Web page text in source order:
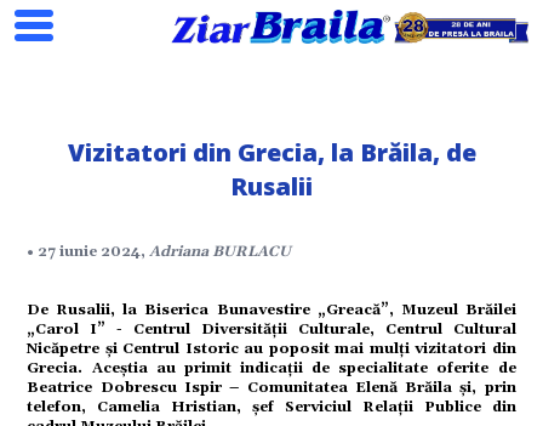
Vizitatori din Grecia, la Brăila, de
Rusalii
• 27 iunie 2024,Adriana BURLACU
De Rusalii, la Biserica Bunavestire „Greacă”, Muzeul Brăilei
„Carol I” - Centrul Diversității Culturale, Centrul Cultural
Nicăpetre și Centrul Istoric au poposit mai mulți vizitatori din
Grecia. Aceștia au primit indicații de specialitate oferite de
Beatrice Dobrescu Ispir – Comunitatea Elenă Brăila și, prin
telefon, Camelia Hristian, șef Serviciul Relații Publice din